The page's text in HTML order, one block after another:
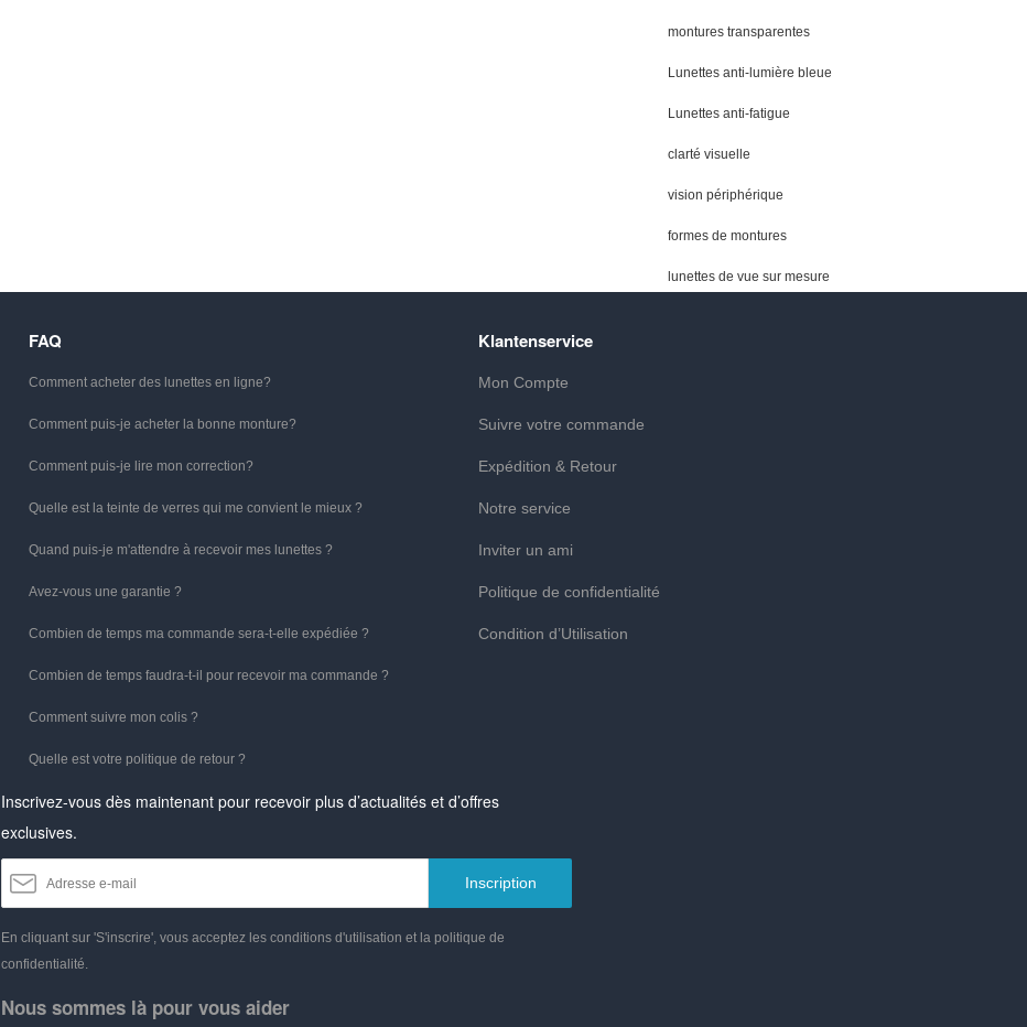
montures transparentes
Lunettes anti-lumière bleue
Lunettes anti-fatigue
clarté visuelle
vision périphérique
formes de montures
lunettes de vue sur mesure
FAQ
Comment acheter des lunettes en ligne?
Comment puis-je acheter la bonne monture?
Comment puis-je lire mon correction?
Quelle est la teinte de verres qui me convient le mieux ?
Quand puis-je m'attendre à recevoir mes lunettes ?
Avez-vous une garantie ?
Combien de temps ma commande sera-t-elle expédiée ?
Combien de temps faudra-t-il pour recevoir ma commande ?
Comment suivre mon colis ?
Quelle est votre politique de retour ?
Klantenservice
Mon Compte
Suivre votre commande
Expédition & Retour
Notre service
Inviter un ami
Politique de confidentialité
Condition d’Utilisation
Inscrivez-vous dès maintenant pour recevoir plus d’actualités et d’offres
exclusives.
Inscription
En cliquant sur 'S'inscrire', vous acceptez les conditions d'utilisation et la politique de
confidentialité.
Nous sommes là pour vous aider